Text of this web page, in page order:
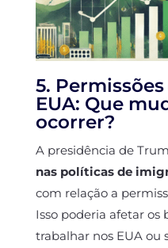
5.
EUA: Que
ocorrer?
A presidência de
nas políticas de
com relação a
Isso poderia afetar os
trabalhar nos EUA ou